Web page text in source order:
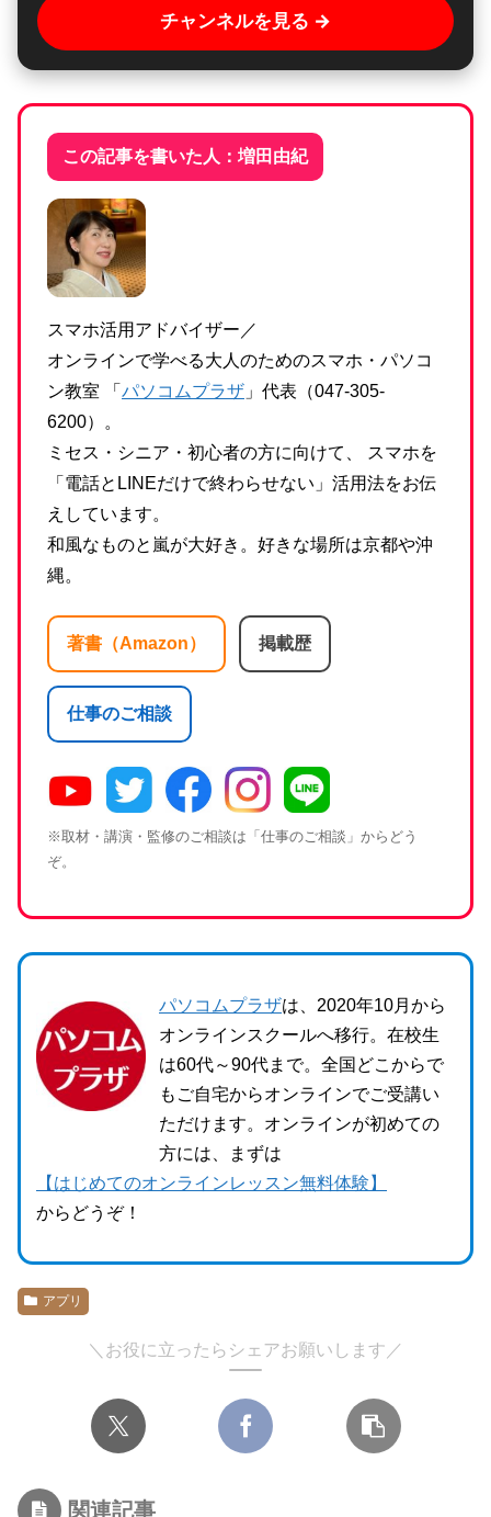
チャンネルを見る →
この記事を書いた人：増田由紀
スマホ活用アドバイザー／
オンラインで学べる大人のためのスマホ・パソコ
ン教室 「 パソコムプラザ 」代表（047-305-
6200）。
ミセス・シニア・初心者の方に向けて、 スマホを
「電話とLINEだけで終わらせない」活用法をお伝
えしています。
和風なものと嵐が大好き。好きな場所は京都や沖
縄。
著書（Amazon） 掲載歴
仕事のご相談
※取材・講演・監修のご相談は「仕事のご相談」からどう
ぞ。
パソコムプラザは、2020年10月から
オンラインスクールへ移行。在校生
は60代～90代まで。全国どこからで
もご自宅からオンラインでご受講い
ただけます。オンラインが初めての
方には、まずは
【はじめてのオンラインレッスン無料体験】
からどうぞ！
アプリ
＼お役に立ったらシェアお願いします／
関連記事